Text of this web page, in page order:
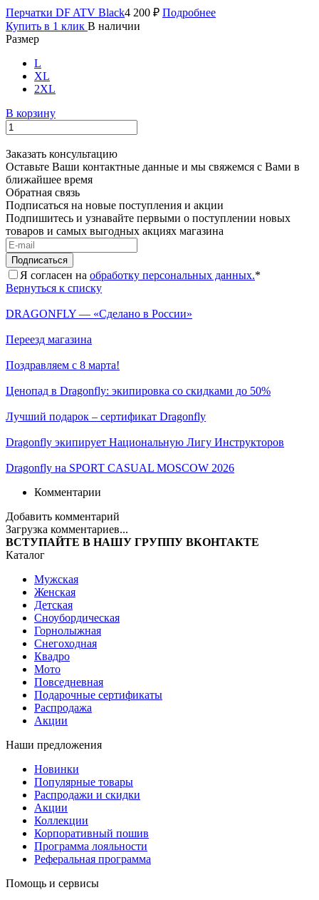
Перчатки DF ATV Black4 200 ₽ Подробнее
Купить в 1 клик В наличии
Размер
L
XL
2XL
В корзину
Заказать консультацию
Оставьте Ваши контактные данные и мы свяжемся с Вами в
ближайшее время
Обратная связь
Подписаться на новые поступления и акции
Подпишитесь и узнавайте первыми о поступлении новых
товаров и самых выгодных акциях магазина
Я согласен на обработку персональных данных.*
Вернуться к списку
DRAGONFLY — «Сделано в России»
Переезд магазина
Поздравляем с 8 марта!
Ценопад в Dragonfly: экипировка со скидками до 50%
Лучший подарок – сертификат Dragonfly
Dragonfly экипирует Национальную Лигу Инструкторов
Dragonfly на SPORT CASUAL MOSCOW 2026
Комментарии
Добавить комментарий
Загрузка комментариев...
ВСТУПАЙТЕ В НАШУ ГРУППУ ВКОНТАКТЕ
Каталог
Мужская
Женская
Детская
Сноубордическая
Горнолыжная
Снегоходная
Квадро
Мото
Повседневная
Подарочные сертификаты
Распродажа
Акции
Наши предложения
Новинки
Популярные товары
Распродажи и скидки
Акции
Коллекции
Корпоративный пошив
Программа лояльности
Реферальная программа
Помощь и сервисы